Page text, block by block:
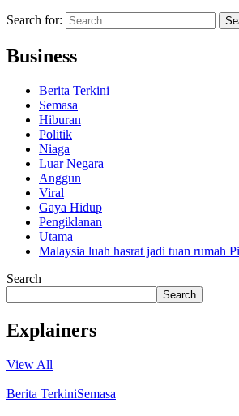
Search for:
Business
Berita Terkini
Semasa
Hiburan
Politik
Niaga
Luar Negara
Anggun
Viral
Gaya Hidup
Pengiklanan
Utama
Malaysia luah hasrat jadi tuan rumah
Search
Search
Explainers
View All
Berita TerkiniSemasa